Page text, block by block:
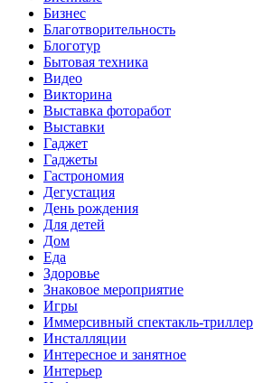
Бизнес
Благотворительность
Блоготур
Бытовая техника
Видео
Викторина
Выставка фоторабот
Выставки
Гаджет
Гаджеты
Гастрономия
Дегустация
День рождения
Для детей
Дом
Еда
Здоровье
Знаковое мероприятие
Игры
Иммерсивный спектакль-триллер
Инсталляции
Интересное и занятное
Интерьер